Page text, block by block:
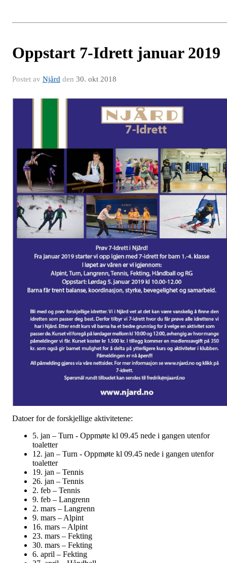
Oppstart 7-Idrett januar 2019
Postet av Njård den 30. okt 2018
Datoer for de forskjellige aktivitetene:
5. jan – Turn - Oppmøte kl 09.45 nede i gangen utenfor
toaletter
12. jan – Turn - Oppmøte kl 09.45 nede i gangen utenfor
toaletter
19. jan – Tennis
26. jan – Tennis
2. feb – Tennis
9. feb – Langrenn
2. mars – Langrenn
9. mars – Alpint
16. mars – Alpint
23. mars – Fekting
30. mars – Fekting
6. april – Fekting